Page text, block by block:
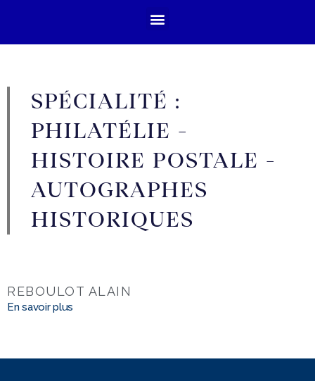
SPÉCIALITÉ :
PHILATÉLIE -
HISTOIRE POSTALE -
AUTOGRAPHES
HISTORIQUES
REBOULOT ALAIN
En savoir plus